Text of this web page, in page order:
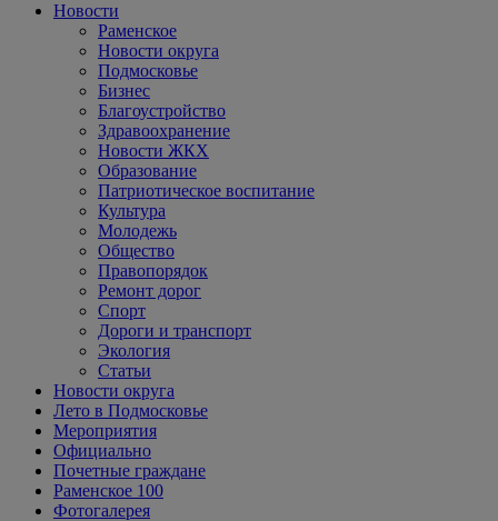
Новости
Раменское
Новости округа
Подмосковье
Бизнес
Благоустройство
Здравоохранение
Новости ЖКХ
Образование
Патриотическое воспитание
Культура
Молодежь
Общество
Правопорядок
Ремонт дорог
Спорт
Дороги и транспорт
Экология
Статьи
Новости округа
Лето в Подмосковье
Мероприятия
Официально
Почетные граждане
Раменское 100
Фотогалерея